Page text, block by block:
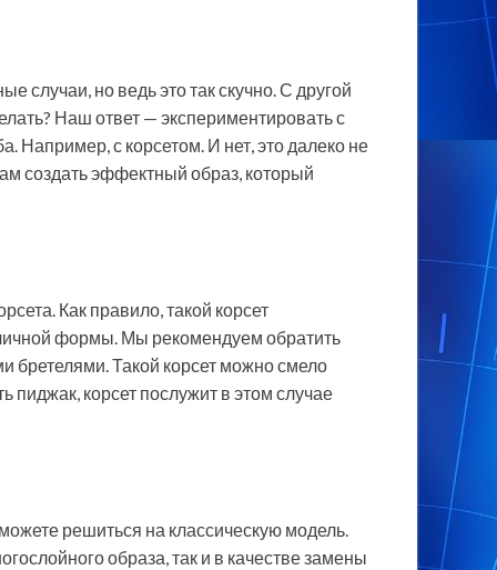
случаи, но ведь это так скучно. С другой
Наш ответ — экспериментировать с
Например, с корсетом. И нет, это далеко не
создать эффектный образ, который
Как правило, такой корсет
формы. Мы рекомендуем обратить
бретелями. Такой корсет можно смело
пиджак, корсет послужит в этом случае
решиться на классическую модель.
образа, так и в качестве замены